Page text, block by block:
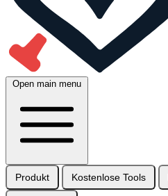
Open main menu
Produkt Kostenlose Tools